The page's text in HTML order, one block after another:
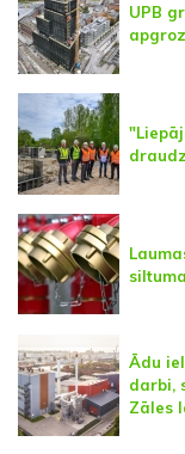
UPB
Ādu
darbi,
Zāles